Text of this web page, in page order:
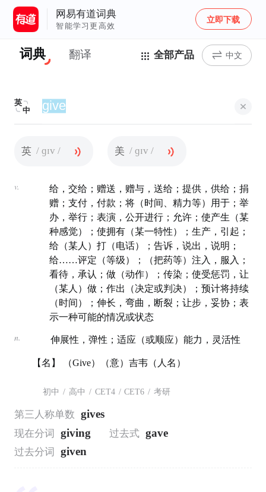
网易有道词典
智能学习更高效
立即下载
词典 翻译 全部产品 中文
英
中
英 / ɡɪv / 美 / ɡɪv /
v.
给，交给；赠送，赠与，送给；提供，供给；捐
赠；支付，付款；将（时间、精力等）用于；举
办，举行；表演，公开进行；允许；使产生（某
种感觉）；使拥有（某一特性）；生产，引起；
给（某人）打（电话）；告诉，说出，说明；
给……评定（等级）；（把药等）注入，服入；
看待，承认；做（动作）；传染；使受惩罚，让
（某人）做；作出（决定或判决）；预计将持续
（时间）；伸长，弯曲，断裂；让步，妥协；表
示一种可能的情况或状态
n. 伸展性，弹性；适应（或顺应）能力，灵活性
【名】 （Give）（意）吉韦（人名）
初中 / 高中 / CET4 / CET6 / 考研
第三人称单数 gives
现在分词 giving 过去式 gave
过去分词 given